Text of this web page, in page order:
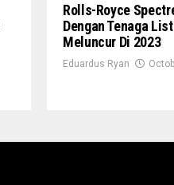
Rolls-Royce
Dengan Tenaga
Meluncur Di 2023
Eduardus Ryan